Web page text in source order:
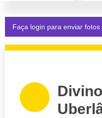
Faça login para enviar fotos